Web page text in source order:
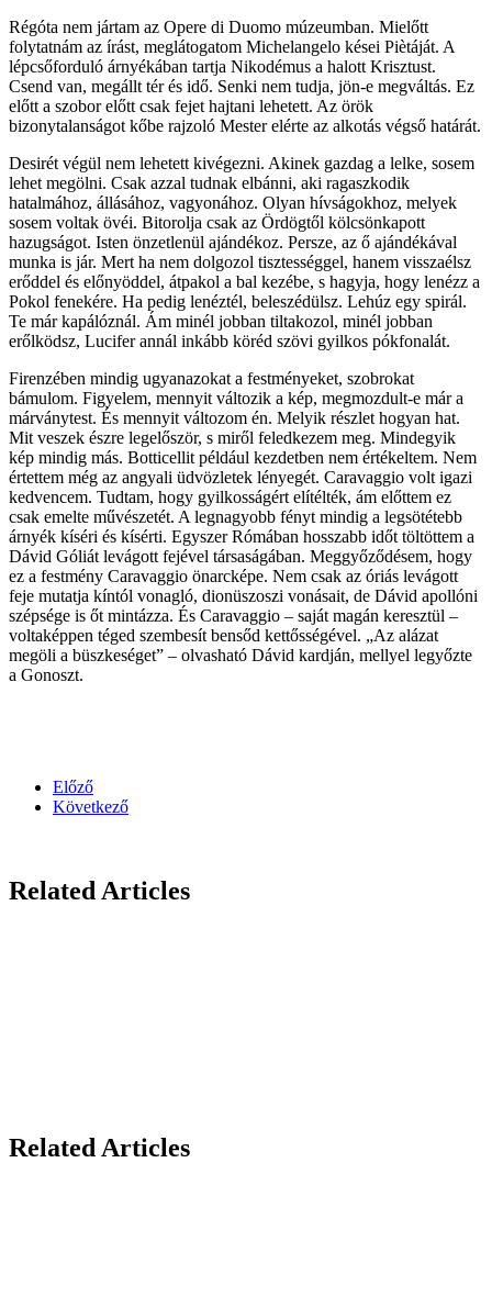
Régóta nem jártam az Opere di Duomo múzeumban. Mielőtt
folytatnám az írást, meglátogatom Michelangelo kései Piètáját. A
lépcsőforduló árnyékában tartja Nikodémus a halott Krisztust.
Csend van, megállt tér és idő. Senki nem tudja, jön-e megváltás. Ez
előtt a szobor előtt csak fejet hajtani lehetett. Az örök
bizonytalanságot kőbe rajzoló Mester elérte az alkotás végső határát.
Desirét végül nem lehetett kivégezni. Akinek gazdag a lelke, sosem
lehet megölni. Csak azzal tudnak elbánni, aki ragaszkodik
hatalmához, állásához, vagyonához. Olyan hívságokhoz, melyek
sosem voltak övéi. Bitorolja csak az Ördögtől kölcsönkapott
hazugságot. Isten önzetlenül ajándékoz. Persze, az ő ajándékával
munka is jár. Mert ha nem dolgozol tisztességgel, hanem visszaélsz
erőddel és előnyöddel, átpakol a bal kezébe, s hagyja, hogy lenézz a
Pokol fenekére. Ha pedig lenéztél, beleszédülsz. Lehúz egy spirál.
Te már kapálóznál. Ám minél jobban tiltakozol, minél jobban
erőlködsz, Lucifer annál inkább köréd szövi gyilkos pókfonalát.
Firenzében mindig ugyanazokat a festményeket, szobrokat
bámulom. Figyelem, mennyit változik a kép, megmozdult-e már a
márványtest. És mennyit változom én. Melyik részlet hogyan hat.
Mit veszek észre legelőször, s miről feledkezem meg. Mindegyik
kép mindig más. Botticellit például kezdetben nem értékeltem. Nem
értettem még az angyali üdvözletek lényegét. Caravaggio volt igazi
kedvencem. Tudtam, hogy gyilkosságért elítélték, ám előttem ez
csak emelte művészetét. A legnagyobb fényt mindig a legsötétebb
árnyék kíséri és kísérti. Egyszer Rómában hosszabb időt töltöttem a
Dávid Góliát levágott fejével társaságában. Meggyőződésem, hogy
ez a festmény Caravaggio önarcképe. Nem csak az óriás levágott
feje mutatja kíntól vonagló, dionüszoszi vonásait, de Dávid apollóni
szépsége is őt mintázza. És Caravaggio – saját magán keresztül –
voltaképpen téged szembesít bensőd kettősségével. „Az alázat
megöli a büszkeséget” – olvasható Dávid kardján, mellyel legyőzte
a Gonoszt.
Előző
Következő
Related Articles
Related Articles